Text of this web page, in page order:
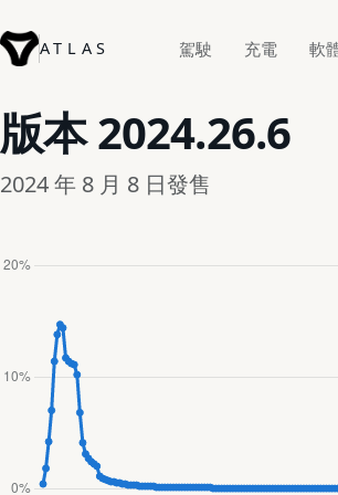
ATLAS 駕駛 充電 軟
版本2024.26.6
2024 年 8 月 8 日發售